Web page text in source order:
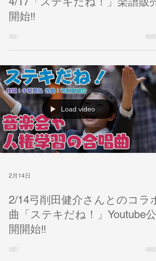
4月17日
開始‼
Load video
2月14日
2/14弓削田健介さんとのコラボ